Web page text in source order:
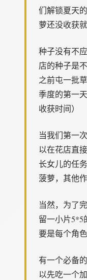
们解锁夏天
萝还没收获
种子没有不
店的种子是
之前屯一批
季度的第一
收获时间）
当我们第一
以在花店直
长女儿的任
菠萝，其他
当然，为了
留一小片5*5
要是每个角
有一个必备
以先吃一个